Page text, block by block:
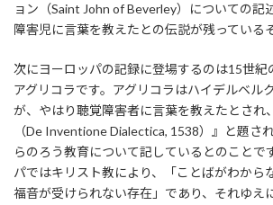
ョン（Saint John of Beverley）についての記
障害児に言葉を教えたとの伝説が残っている
次にヨーロッパの記録に登場するのは15世紀
アグリコラです。アグリコラはハイデルベル
が、やはり聴覚障害者に言葉を教えたとされ
（De Inventione Dialectica, 1538）』と題さ
らのろう教育について記しているとのことで
パではキリスト教により、「ことばがわから
福音が受けられない存在」であり、それゆえ